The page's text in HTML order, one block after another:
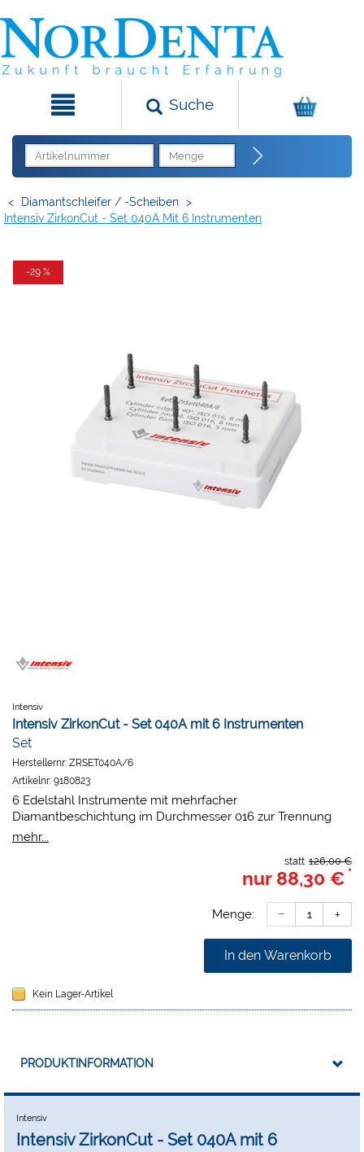
Suche
< Diamantschleifer / -Scheiben >
Intensiv ZirkonCut - Set 040A Mit 6 Instrumenten
-29 %
Intensiv
Intensiv ZirkonCut - Set 040A mit 6 Instrumenten
Set
Herstellernr: ZRSET040A/6
Artikelnr: 9180823
6 Edelstahl Instrumente mit mehrfacher
Diamantbeschichtung im Durchmesser 016 zur Trennung
von Kronen und Brücken aus Zirkonoxidkeramik oder
wiederverwendbar. Farbe: schwarz (Intensität kann sich
2 FG Zr05 Ø 016 mm Zylinder flach 90° 6 mm, 2 FG
Zr06 Ø 016 mm Zylinder rund 6 mm und 2 FG Zr07 Ø 016
mehr...
126,00 €
statt
nur 88,30 € *
Menge:
In den Warenkorb
Kein Lager-Artikel
PRODUKTINFORMATION
Intensiv
Intensiv ZirkonCut - Set 040A mit 6